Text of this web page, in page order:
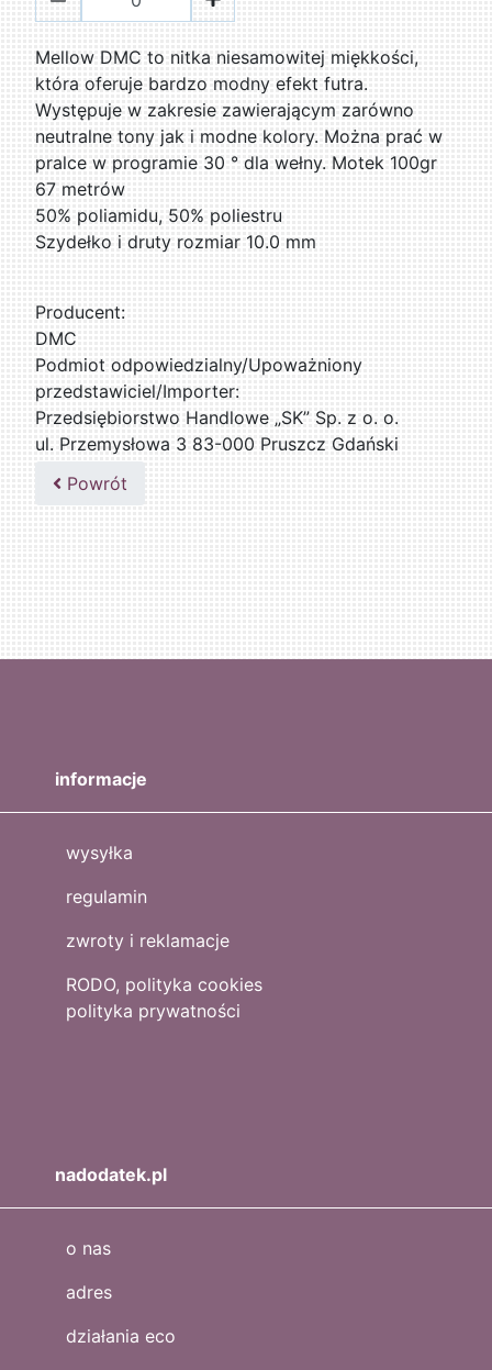
Mellow DMC to nitka niesamowitej miękkości,
która oferuje bardzo modny efekt futra.
Występuje w zakresie zawierającym zarówno
neutralne tony jak i modne kolory. Można prać w
pralce w programie 30 ° dla wełny. Motek 100gr
67 metrów
50% poliamidu, 50% poliestru
Szydełko i druty rozmiar 10.0 mm
Producent:
DMC
Podmiot odpowiedzialny/Upoważniony
przedstawiciel/Importer:
Przedsiębiorstwo Handlowe „SK” Sp. z o. o.
ul. Przemysłowa 3 83-000 Pruszcz Gdański
509076255
Powrót
informacje
wysyłka
regulamin
zwroty i reklamacje
RODO, polityka cookies
polityka prywatności
nadodatek.pl
o nas
adres
działania eco